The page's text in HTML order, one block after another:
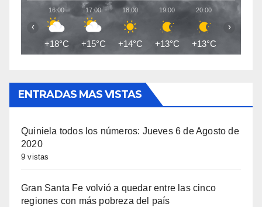
16:00
+18°C
17:00
+15°C
18:00
+14°C
19:00
+13°C
20:00
+13°C
21:00
‹ ›
ENTRADAS MAS VISTAS
Quiniela todos los números: Jueves 6 de Agosto de
2020
9 vistas
Gran Santa Fe volvió a quedar entre las cinco
regiones con más pobreza del país